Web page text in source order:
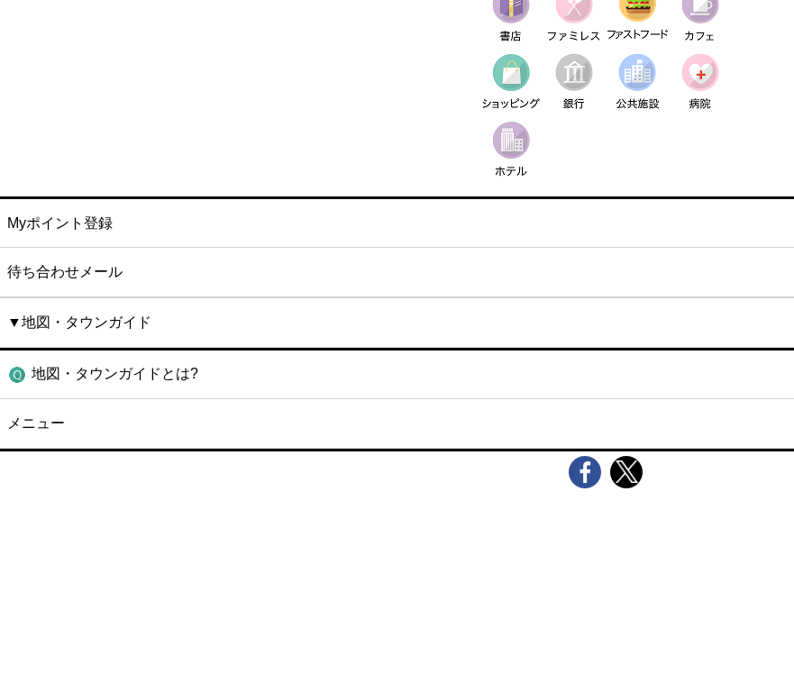
Myポイント登録
待ち合わせメール
▼地図・タウンガイド
地図・タウンガイドとは?
メニュー